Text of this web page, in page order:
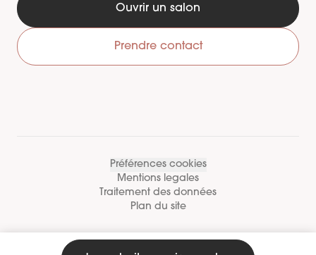
Ouvrir un salon
Prendre contact
Préférences cookies
Mentions legales
Traitement des données
Plan du site